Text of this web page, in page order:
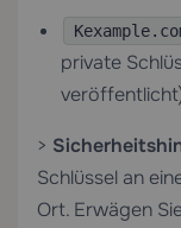
private
>
Schlüssel an
Ort. Erwägen